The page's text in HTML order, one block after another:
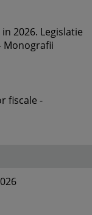
2026. Legislatie
Monografii
fiscale -